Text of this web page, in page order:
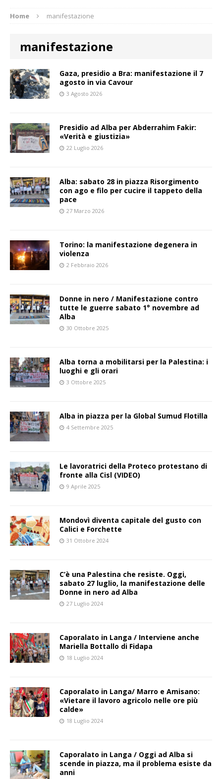
Home manifestazione
manifestazione
Gaza, presidio a Bra: manifestazione il 7
agosto in via Cavour
3 Agosto 2026
Presidio ad Alba per Abderrahim Fakir:
«Verità e giustizia»
22 Luglio 2026
Alba: sabato 28 in piazza Risorgimento
con ago e filo per cucire il tappeto della
pace
27 Marzo 2026
Torino: la manifestazione degenera in
violenza
2 Febbraio 2026
Donne in nero / Manifestazione contro
tutte le guerre sabato 1° novembre ad
Alba
30 Ottobre 2025
Alba torna a mobilitarsi per la Palestina: i
luoghi e gli orari
3 Ottobre 2025
Alba in piazza per la Global Sumud Flotilla
4 Settembre 2025
Le lavoratrici della Proteco protestano di
fronte alla Cisl (VIDEO)
9 Aprile 2025
Mondovì diventa capitale del gusto con
Calici e Forchette
31 Ottobre 2024
C’è una Palestina che resiste. Oggi,
sabato 27 luglio, la manifestazione delle
Donne in nero ad Alba
27 Luglio 2024
Caporalato in Langa / Interviene anche
Mariella Bottallo di Fidapa
18 Luglio 2024
Caporalato in Langa/ Marro e Amisano:
«Vietare il lavoro agricolo nelle ore più
calde»
18 Luglio 2024
Caporalato in Langa / Oggi ad Alba si
scende in piazza, ma il problema esiste da
anni